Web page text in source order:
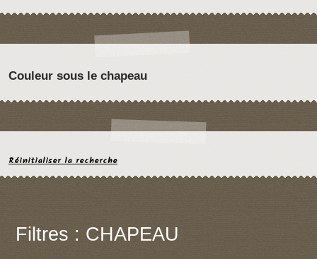
Couleur sous le chapeau
Réinitialiser la recherche
Filtres : CHAPEAU